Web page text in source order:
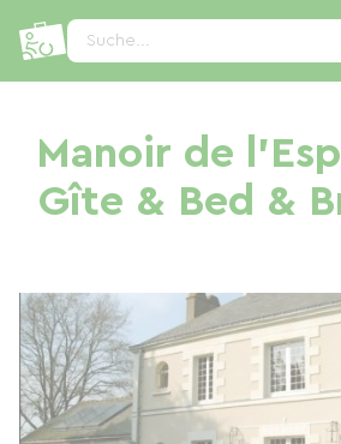
Suche...
Manoir de
Gîte & Bed &
Cookie-Einstellungen